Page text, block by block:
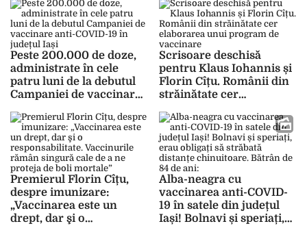
zi pentru deplasarea
echipelor mobile de
vaccinare în județul Iași
cabinete. Mulți dintre
doctori au și activitate în
centrele de vaccinare
Peste 200.000 de doze,
administrate în cele
patru luni de la debutul
Campaniei de vaccinare
Iași
Scrisoare deschisă
pentru Klaus Iohannis și
Florin Cîțu. Românii din
străinătate cer
de vaccinare
Premierul Florin Cîțu,
despre imunizare:
„Vaccinarea este un
drept, dar şi o
Alba-neagra cu
vaccinarea anti-COVID-
19 în satele din județul
Iași! Bolnavi și speriați,